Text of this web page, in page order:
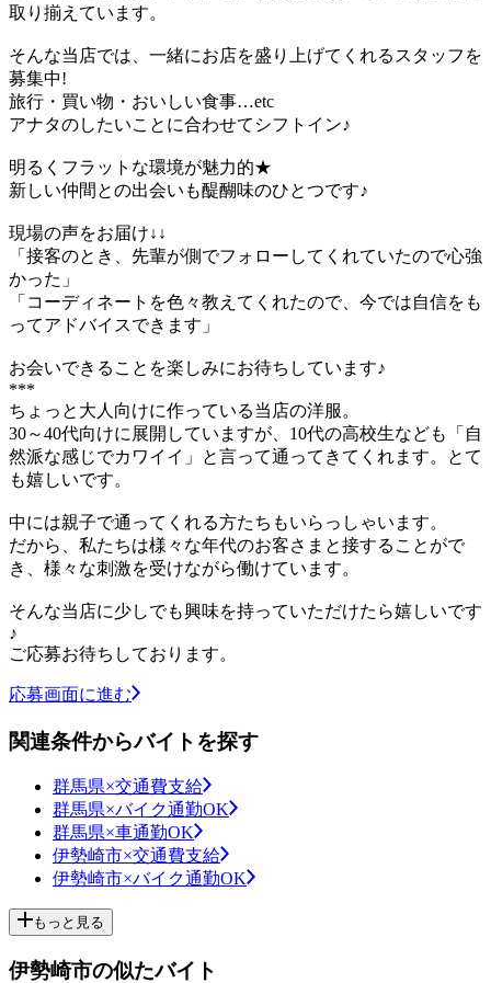
取り揃えています。
そんな当店では、一緒にお店を盛り上げてくれるスタッフを
募集中!
旅行・買い物・おいしい食事…etc
アナタのしたいことに合わせてシフトイン♪
明るくフラットな環境が魅力的★
新しい仲間との出会いも醍醐味のひとつです♪
現場の声をお届け↓↓
「接客のとき、先輩が側でフォローしてくれていたので心強
かった」
「コーディネートを色々教えてくれたので、今では自信をも
ってアドバイスできます」
お会いできることを楽しみにお待ちしています♪
***
ちょっと大人向けに作っている当店の洋服。
30～40代向けに展開していますが、10代の高校生なども「自
然派な感じでカワイイ」と言って通ってきてくれます。とて
も嬉しいです。
中には親子で通ってくれる方たちもいらっしゃいます。
だから、私たちは様々な年代のお客さまと接することがで
き、様々な刺激を受けながら働けています。
そんな当店に少しでも興味を持っていただけたら嬉しいです
♪
ご応募お待ちしております。
応募画面に進む
関連条件からバイトを探す
群馬県×交通費支給
群馬県×バイク通勤OK
群馬県×車通勤OK
伊勢崎市×交通費支給
伊勢崎市×バイク通勤OK
もっと見る
伊勢崎市の似たバイト